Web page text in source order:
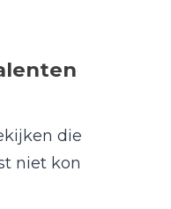
die
niet kon